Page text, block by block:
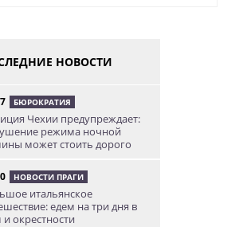
НОВОСТИ
БЮРОКРАТИЯ
Чехии предупреждает:
режима ночной
может стоить дорого
НОВОСТИ ПРАГИ
итальянское
едем на три дня в
окрестности